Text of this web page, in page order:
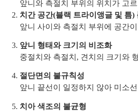
앞니와 측절치 부위의 위치가 고
치간 공간(블랙 트라이앵글 및 틈)
앞니 사이와 측절치 부위에 공간
앞니 형태와 크기의 비조화
중절치와 측절치, 견치의 크기와
절단면의 불규칙성
앞니 끝선이 일정하지 않아 미소
치아 색조의 불균형